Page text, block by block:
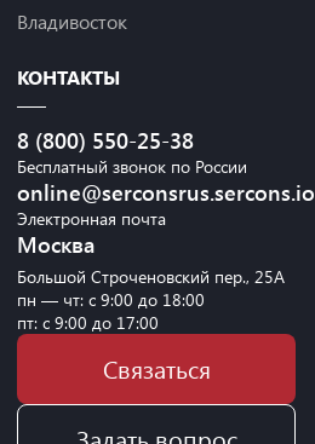
Владивосток
КОНТАКТЫ
8 (800) 550-25-38
Бесплатный звонок по России
online@serconsrus.sercons.io
Электронная почта
Москва
Большой Строченовский пер., 25А
пн — чт: с 9:00 до 18:00
пт: с 9:00 до 17:00
Связаться